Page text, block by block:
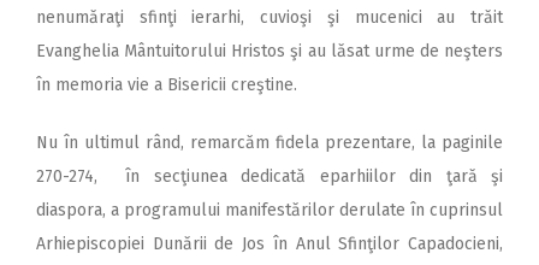
nenumăraţi sfinţi ierarhi, cuvioşi şi mucenici au trăit
Evanghelia Mântuitorului Hristos şi au lăsat urme de neşters
în memoria vie a Bisericii creştine.
Nu în ultimul rând, remarcăm fidela prezentare, la paginile
270-274, în secţiunea dedicată eparhiilor din ţară şi
diaspora, a programului manifestărilor derulate în cuprinsul
Arhiepiscopiei Dunării de Jos în Anul Sfinţilor Capadocieni,